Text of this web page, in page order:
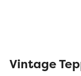
Vintage